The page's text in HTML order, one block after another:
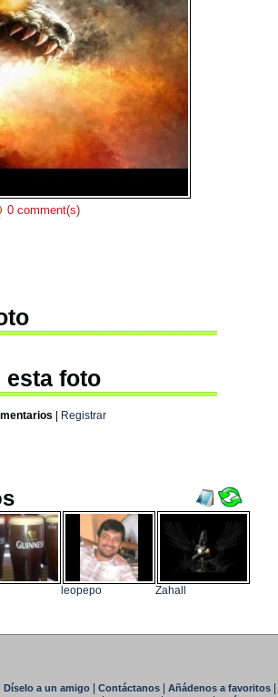
0 comment(s)
esta foto
Registrar
leopepo Zahall
Díselo a un amigo| Contáctanos| Añádenos a favoritos|